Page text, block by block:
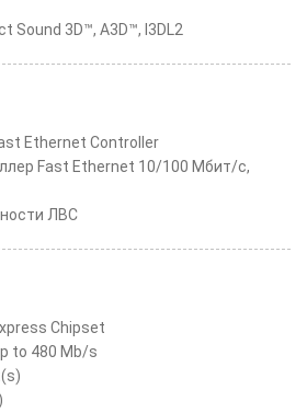
Sound 3D™, A3D™, I3DL2
Ethernet Controller
Fast Ethernet 10/100 Мбит/с,
ЛВС
Chipset
to 480 Mb/s